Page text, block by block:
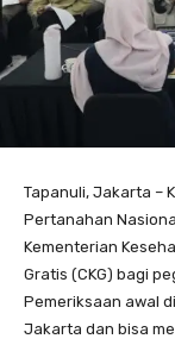
Tapanuli, Jakarta –
Pertanahan
Kementerian
Gratis (CKG) bagi
Pemeriksaan awal
Jakarta dan bisa